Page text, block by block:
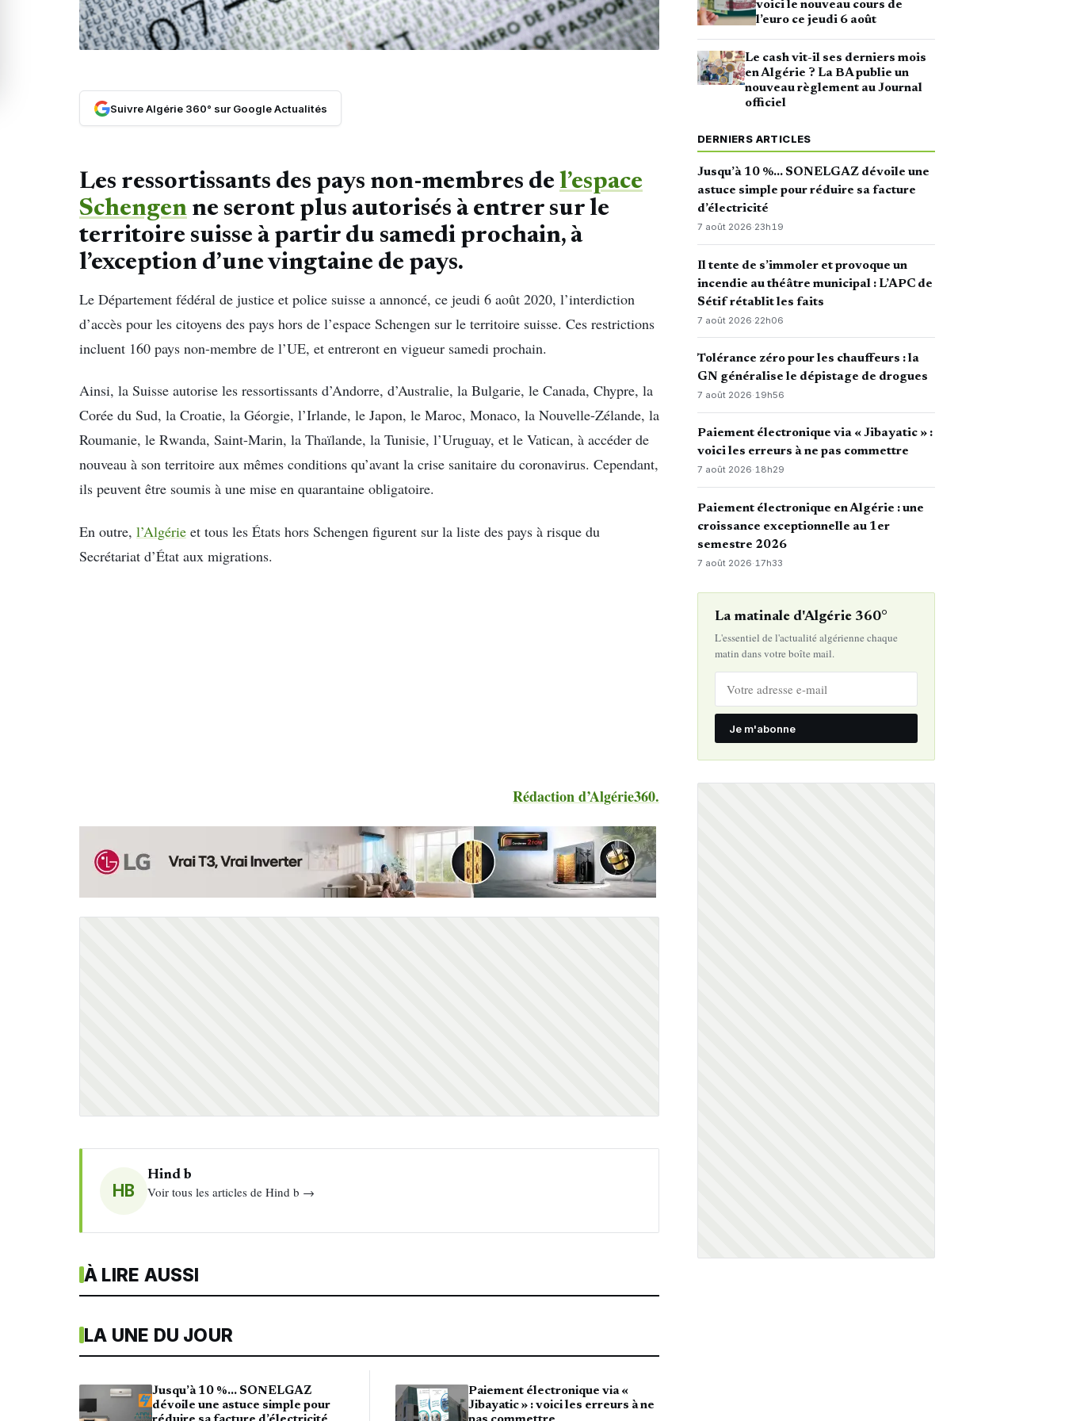
Suivre Algérie 360° sur Google Actualités
Les ressortissants des pays non-membres de l’espace
Schengen ne seront plus autorisés à entrer sur le
territoire suisse à partir du samedi prochain, à
l’exception d’une vingtaine de pays.
Le Département fédéral de justice et police suisse a annoncé, ce jeudi 6 août 2020, l’interdiction
d’accès pour les citoyens des pays hors de l’espace Schengen sur le territoire suisse. Ces restrictions
incluent 160 pays non-membre de l’UE, et entreront en vigueur samedi prochain.
Ainsi, la Suisse autorise les ressortissants d’Andorre, d’Australie, la Bulgarie, le Canada, Chypre, la
Corée du Sud, la Croatie, la Géorgie, l’Irlande, le Japon, le Maroc, Monaco, la Nouvelle-Zélande, la
Roumanie, le Rwanda, Saint-Marin, la Thaïlande, la Tunisie, l’Uruguay, et le Vatican, à accéder de
nouveau à son territoire aux mêmes conditions qu’avant la crise sanitaire du coronavirus. Cependant,
ils peuvent être soumis à une mise en quarantaine obligatoire.
En outre, l’Algérie et tous les États hors Schengen figurent sur la liste des pays à risque du
Secrétariat d’État aux migrations.
Rédaction d’Algérie360.
HB
Hind b
Voir tous les articles de Hind b →
À LIRE AUSSI
LA UNE DU JOUR
Jusqu’à 10 %… SONELGAZ
dévoile une astuce simple pour
Paiement électronique via «
Jibayatic » : voici les erreurs à ne
voici le nouveau cours de
l’euro ce jeudi 6 août
Le cash vit-il ses derniers mois
en Algérie ? La BA publie un
nouveau règlement au Journal
officiel
DERNIERS ARTICLES
Jusqu’à 10 %… SONELGAZ dévoile une
astuce simple pour réduire sa facture
d’électricité
7 août 2026·23h19
Il tente de s’immoler et provoque un
incendie au théâtre municipal : L’APC de
Sétif rétablit les faits
7 août 2026·22h06
Tolérance zéro pour les chauffeurs : la
GN généralise le dépistage de drogues
7 août 2026·19h56
Paiement électronique via « Jibayatic » :
voici les erreurs à ne pas commettre
7 août 2026·18h29
Paiement électronique en Algérie : une
croissance exceptionnelle au 1er
semestre 2026
7 août 2026· 17h33
La matinale d'Algérie 360°
L'essentiel de l'actualité algérienne chaque
matin dans votre boîte mail.
Je m'abonne